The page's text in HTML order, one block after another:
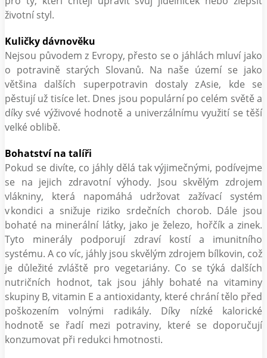
životní styl.
Kuličky dávnověku
Nejsou původem z Evropy, přesto se o jáhlách mluví jako
o potravině starých Slovanů. Na naše území se jako
většina dalších superpotravin dostaly z Asie, kde se
pěstují už tisíce let. Dnes jsou populární po celém světě a
díky své výživové hodnotě a univerzálnímu využití se těší
velké oblibě.
Bohatství na talíři
Pokud se divíte, co jáhly dělá tak výjimečnými, podívejme
se na jejich zdravotní výhody. Jsou skvělým zdrojem
vlákniny, která napomáhá udržovat zažívací systém
v kondici a snižuje riziko srdečních chorob. Dále jsou
bohaté na minerální látky, jako je železo, hořčík a zinek.
Tyto minerály podporují zdraví kostí a imunitního
systému. A co víc, jáhly jsou skvělým zdrojem bílkovin, což
je důležité zvláště pro vegetariány. Co se týká dalších
nutričních hodnot, tak jsou jáhly bohaté na vitaminy
skupiny B, vitamin E a antioxidanty, které chrání tělo před
poškozením volnými radikály. Díky nízké kalorické
hodnotě se řadí mezi potraviny, které se doporučují
konzumovat při redukci hmotnosti.